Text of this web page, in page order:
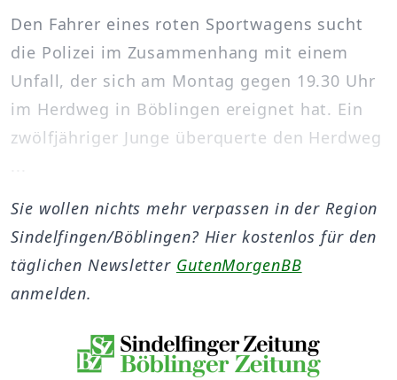
Den Fahrer eines roten Sportwagens sucht
die Polizei im Zusammenhang mit einem
Unfall, der sich am Montag gegen 19.30 Uhr
im Herdweg in Böblingen ereignet hat. Ein
zwölfjähriger Junge überquerte den Herdweg
Sie wollen nichts mehr verpassen in der Region
Sindelfingen/Böblingen? Hier kostenlos für den
täglichen Newsletter GutenMorgenBB
anmelden.